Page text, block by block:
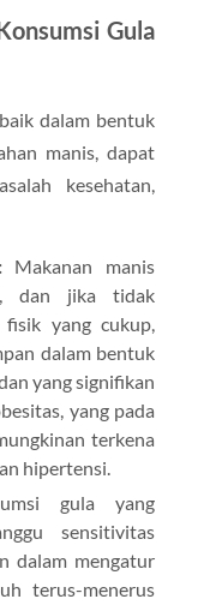
Gula
dalam bentuk
manis, dapat
kesehatan,
Makanan manis
dan jika tidak
yang cukup,
dalam bentuk
yang signifikan
yang pada
terkena
hipertensi.
gula yang
sensitivitas
dalam mengatur
terus-menerus